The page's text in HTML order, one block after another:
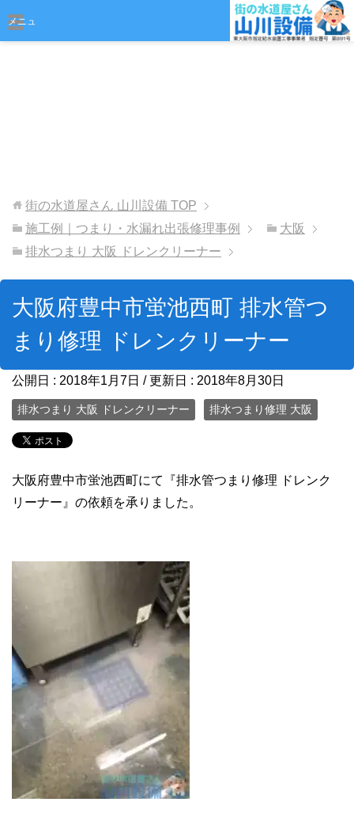
メニュ
街の水道屋さん 山川設備 TOP
施工例｜つまり・水漏れ出張修理事例
大阪
排水つまり 大阪 ドレンクリーナー
大阪府豊中市蛍池西町 排水管つ
まり修理 ドレンクリーナー
公開日 : 2018年1月7日 / 更新日 : 2018年8月30日
排水つまり 大阪 ドレンクリーナー 排水つまり修理 大阪
大阪府豊中市蛍池西町にて『排水管つまり修理 ドレンク
リーナー』の依頼を承りました。